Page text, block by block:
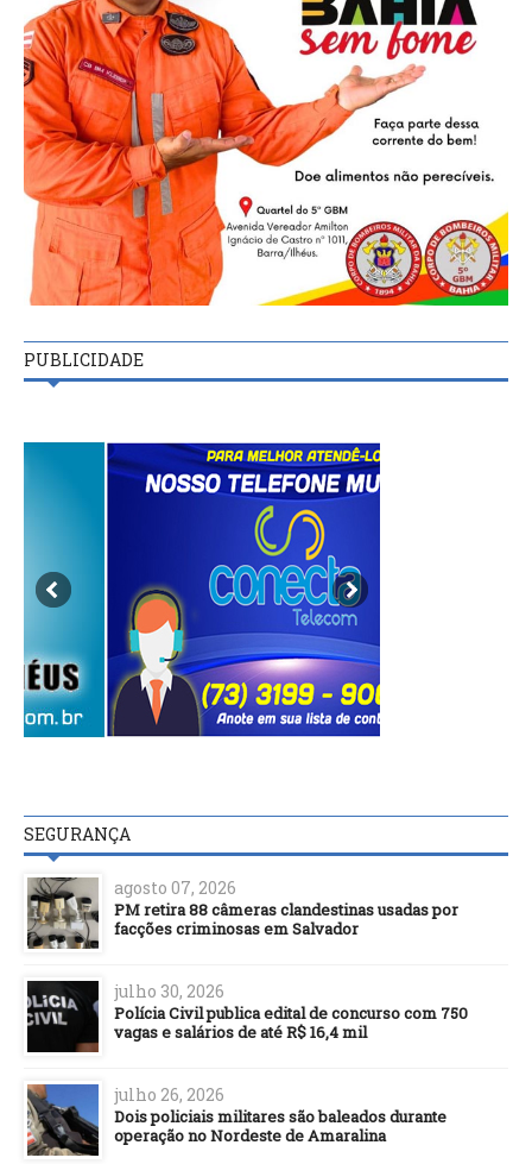
PUBLICIDADE
SEGURANÇA
agosto 07, 2026
PM retira 88 câmeras clandestinas usadas por
facções criminosas em Salvador
julho 30, 2026
Polícia Civil publica edital de concurso com 750
vagas e salários de até R$ 16,4 mil
julho 26, 2026
Dois policiais militares são baleados durante
operação no Nordeste de Amaralina